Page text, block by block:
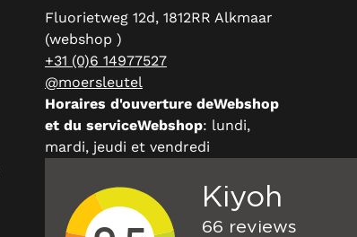
Fluorietweg 12d, 1812RR Alkmaar
(webshop )
+31 (0)6 14977527
@moersleutel
Horaires d'ouverture deWebshop
et du serviceWebshop: lundi,
mardi, jeudi et vendredi